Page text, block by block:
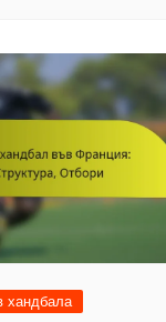
хандбала